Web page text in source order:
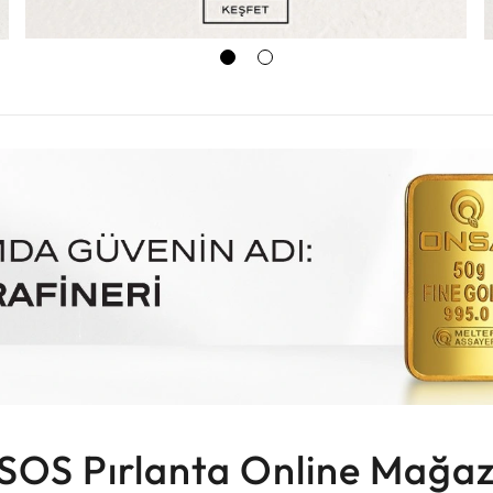
Pırlanta Online